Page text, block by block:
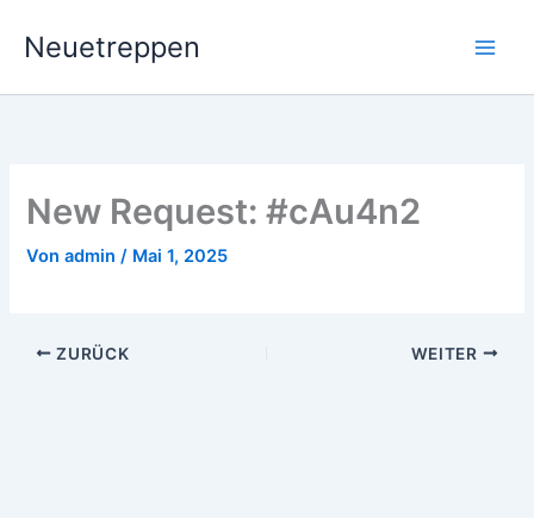
InhaltNeuetreppen
New Request: #cAu4n2
Vonadmin/ Mai 1, 2025
ZURÜCK WEITER